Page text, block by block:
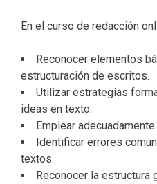
En el curso de redacción
Reconocer elementos
estructuración de escritos.
Utilizar estrategias
ideas en texto.
Emplear
Identificar errores
textos.
Reconocer la estructura